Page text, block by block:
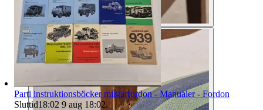
Parti instruktionsböcker militärfordon - Manualer - Fordon
Sluttid18:02 9 aug 18:02.